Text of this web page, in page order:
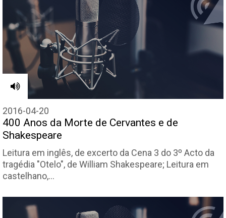
2016-04-20
400 Anos da Morte de Cervantes e de
Shakespeare
Leitura em inglês, de excerto da Cena 3 do 3º Acto da
tragédia "Otelo", de William Shakespeare; Leitura em
castelhano,…